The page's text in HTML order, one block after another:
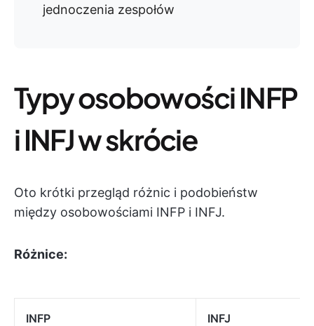
jednoczenia zespołów
Typy osobowości INFP
i INFJ w skrócie
Oto krótki przegląd różnic i podobieństw
między osobowościami INFP i INFJ.
Różnice:
INFP INFJ